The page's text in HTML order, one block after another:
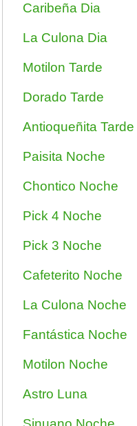
Caribeña Dia
La Culona Dia
Motilon Tarde
Dorado Tarde
Antioqueñita Tarde
Paisita Noche
Chontico Noche
Pick 4 Noche
Pick 3 Noche
Cafeterito Noche
La Culona Noche
Fantástica Noche
Motilon Noche
Astro Luna